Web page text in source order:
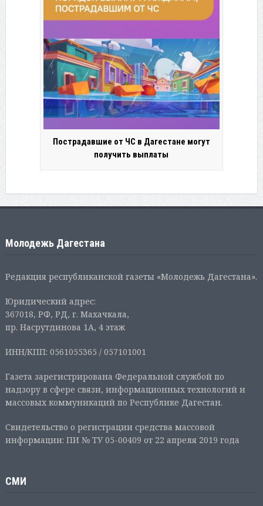
Пострадавшие от ЧС в Дагестане могут
получить выплаты
Молодежь Дагестана
Редакция республиканской газеты «Молодежь Дагестана».
Юридический адрес:
367018, РФ, РД, г. Махачкала,
пр. Насрутдинова 1А, 4 этаж
ИНН/КПП: 0561055365 / 057101001
Газета зарегистрирована Федеральной службой по
надзору в сфере связи, информационных технологий и
массовых коммуникаций по Республике Дагестан.
Свидетельство о регистрации средства массовой
информации: ПИ № ТУ 05-00409 от 22 апреля 2019 года
СМИ